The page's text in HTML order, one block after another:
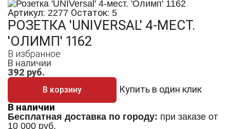
Артикул: 2277 Остаток: 5
РОЗЕТКА 'UNIVERSAL' 4-МЕСТ.
'ОЛИМП' 1162
В избранное
В наличии
392 руб.
В корзину
Купить в один клик
В наличии
Бесплатная доставка по городу: при заказе от
10 000 руб.